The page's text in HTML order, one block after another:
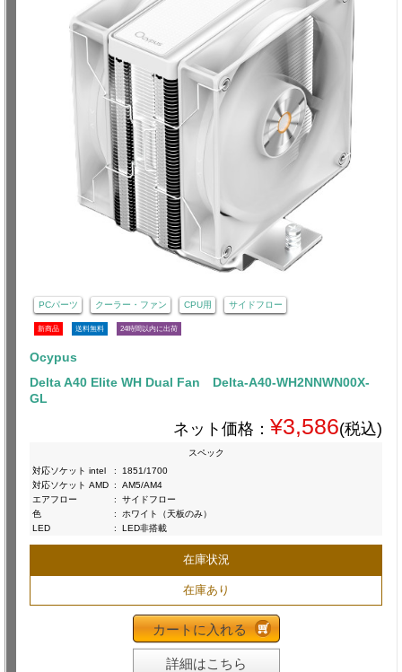
PCパーツ クーラー・ファン CPU用 サイドフロー
新商品 送料無料 24時間以内に出荷
Ocypus
Delta A40 Elite WH Dual Fan Delta-A40-WH2NNWN00X-
GL
ネット価格： ¥3,586(税込)
スペック
対応ソケット intel
:
1851/1700
対応ソケット AMD :
AM5/AM4
エアフロー
:
サイドフロー
色
:
ホワイト（天板のみ）
LED
: LED非搭載
在庫状況
在庫あり
カートに入れる
詳細はこちら